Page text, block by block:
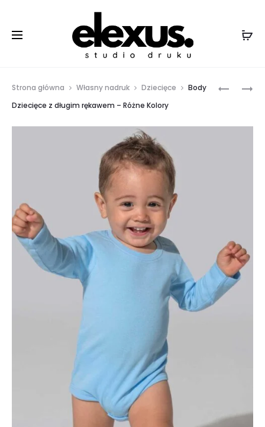
Strona główna Własny nadruk Dziecięce
Body
Dziecięce z długim rękawem – Różne Kolory